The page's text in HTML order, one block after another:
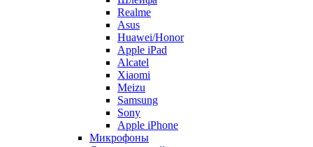
Realme
Asus
Huawei/Honor
Apple iPad
Alcatel
Xiaomi
Meizu
Samsung
Sony
Apple iPhone
Микрофоны